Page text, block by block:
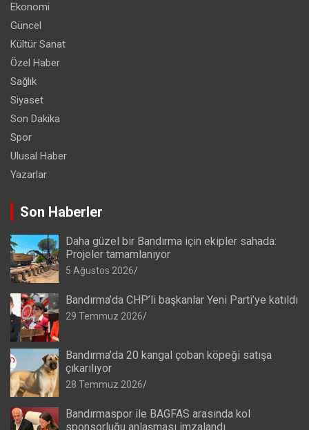
Ekonomi
Güncel
Kültür Sanat
Özel Haber
Sağlık
Siyaset
Son Dakika
Spor
Ulusal Haber
Yazarlar
Son Haberler
Daha güzel bir Bandırma için ekipler sahada:
Projeler tamamlanıyor
5 Ağustos 2026
Bandırma’da CHP’li başkanlar Yeni Parti’ye katıldı
29 Temmuz 2026
Bandırma’da 20 kangal çoban köpeği satışa
çıkarılıyor
28 Temmuz 2026
Bandırmaspor ile BAGFAS arasında kol
sponsorluğu anlaşması imzalandı